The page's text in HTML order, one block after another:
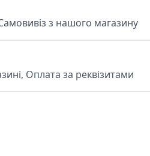
з нашого магазину
Оплата за реквізитами